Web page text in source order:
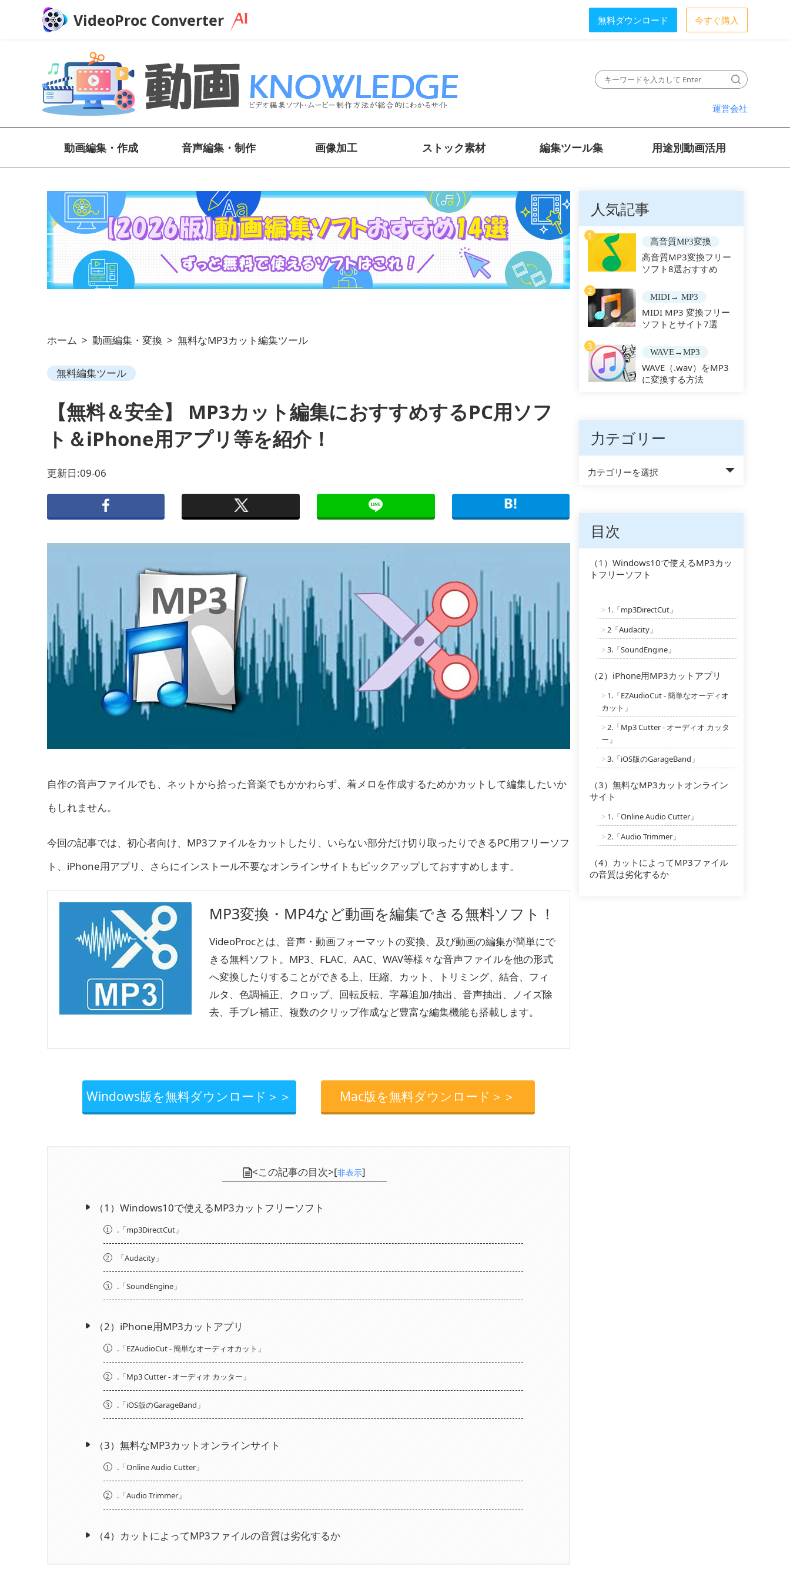
VideoProc Converter 無料ダウンロード 今すぐ購入
運営会社
動画編集・作成 音声編集・制作 画像加工 ストック素材 編集ツール集 用途別動画活用
ホーム > 動画編集・変換 > 無料なMP3カット編集ツール
無料編集ツール
【無料＆安全】 MP3カット編集におすすめするPC用ソフ
ト＆iPhone用アプリ等を紹介！
更新日:09-06
自作の音声ファイルでも、ネットから拾った音楽でもかかわらず、着メロを作成するためかカットして編集したいか
もしれません。
今回の記事では、初心者向け、 MP3ファイルをカットしたり、いらない部分だけ切り取ったりできるPC用フリーソフ
ト、iPhone用アプリ、さらにインストール不要なオンラインサイト もピックアップしておすすめします。
MP3変換・MP4など動画を編集できる無料ソフト！
VideoProcとは、音声・動画フォーマットの変換、及び動画の編集が簡単にで
きる無料ソフト。MP3、FLAC、AAC、WAV等様々な音声ファイルを他の形式
へ変換したりすることができる上、圧縮、カット、トリミング、結合、フィ
ルタ、色調補正、クロップ、回転反転、字幕追加/抽出、音声抽出、ノイズ除
去、手ブレ補正、複数のクリップ作成など豊富な編集機能も搭載します。
Windows版を無料ダウンロード＞＞ Mac版を無料ダウンロード＞＞
<この記事の目次>[非表示]
（1）Windows10で使えるMP3カットフリーソフト
1 .「mp3DirectCut」
2 「Audacity」
3 .「SoundEngine」
（2）iPhone用MP3カットアプリ
1 .「EZAudioCut - 簡単なオーディオカット」
2 .「Mp3 Cutter - オーディオ カッター」
3 .「iOS版のGarageBand」
（3）無料なMP3カットオンラインサイト
1 .「Online Audio Cutter」
2 .「Audio Trimmer」
（4）カットによってMP3ファイルの音質は劣化するか
人気記事
1
高音質MP3変換
高音質MP3変換フリー
ソフト8選おすすめ
2
MIDI→ MP3
MIDI MP3 変換フリー
ソフトとサイト7選
3
WAVE→MP3
WAVE（.wav）をMP3
に変換する方法
力テゴリー
力テゴリーを選択
目次
（1）Windows10で使えるMP3カッ
トフリーソフト
> 1.「mp3DirectCut」
> 2「Audacity」
> 3.「SoundEngine」
（2）iPhone用MP3カットアプリ
> 1.「EZAudioCut - 簡単なオーディオ
カット」
> 2.「Mp3 Cutter - オーディオ カッタ
ー」
> 3.「iOS版のGarageBand」
（3）無料なMP3カットオンライン
サイト
> 1.「Online Audio Cutter」
> 2.「Audio Trimmer」
（4）カットによってMP3ファイル
の音質は劣化するか